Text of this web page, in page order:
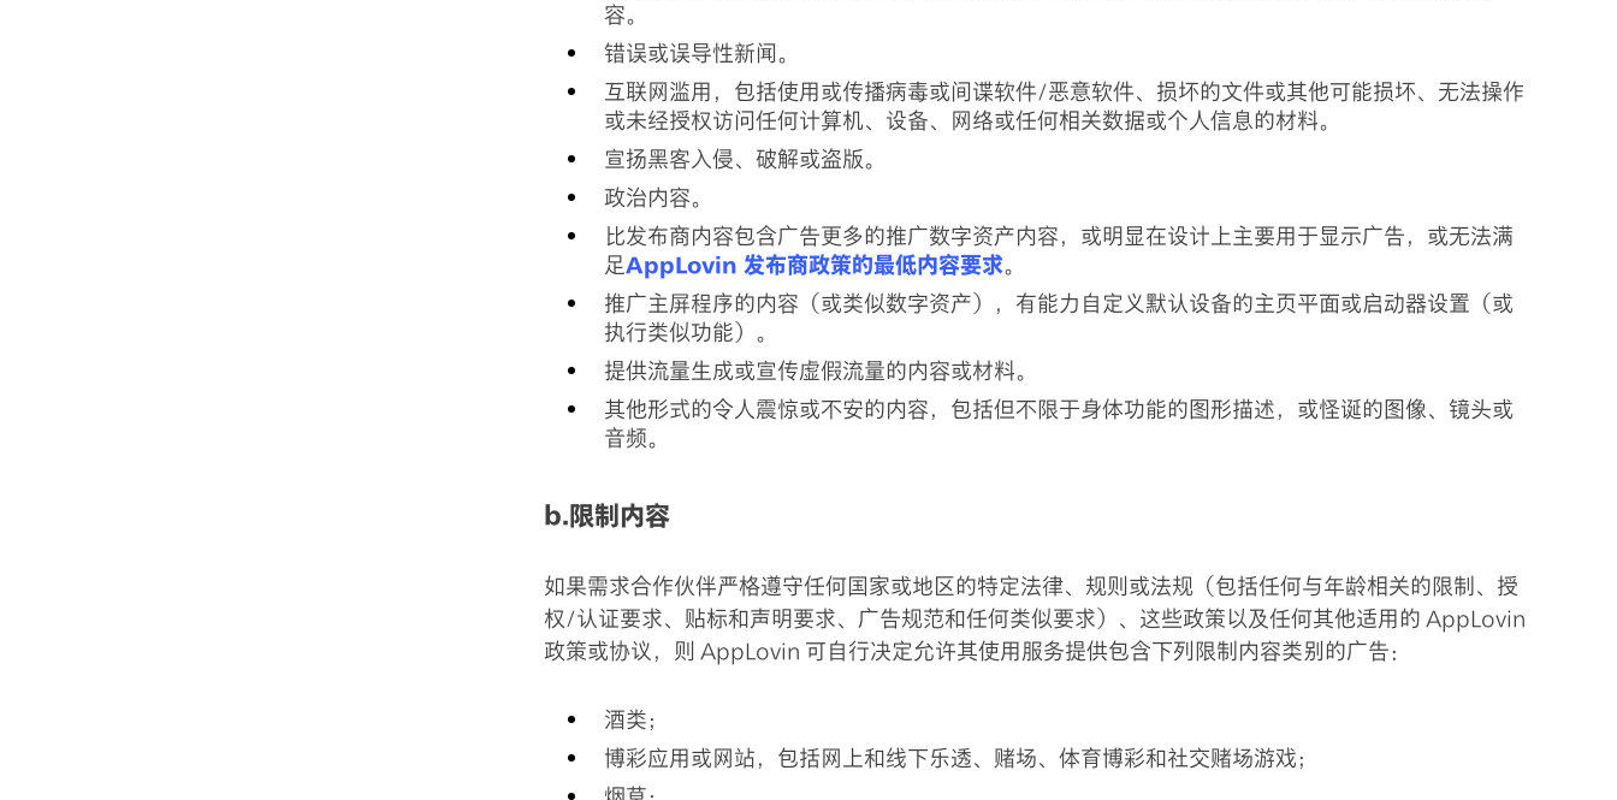
容。
错误或误导性新闻。
互联网滥用，包括使用或传播病毒或间谍软件/恶意软件、损坏的文件或其他可能损坏、无法操作
或未经授权访问任何计算机、设备、网络或任何相关数据或个人信息的材料。
宣扬黑客入侵、破解或盗版。
政治内容。
比发布商内容包含广告更多的推广数字资产内容，或明显在设计上主要用于显示广告，或无法满
足AppLovin 发布商政策的最低内容要求。
推广主屏程序的内容（或类似数字资产），有能力自定义默认设备的主页平面或启动器设置（或
执行类似功能）。
提供流量生成或宣传虚假流量的内容或材料。
其他形式的令人震惊或不安的内容，包括但不限于身体功能的图形描述，或怪诞的图像、镜头或
音频。
b.限制内容
如果需求合作伙伴严格遵守任何国家或地区的特定法律、规则或法规（包括任何与年龄相关的限制、授
权/认证要求、贴标和声明要求、广告规范和任何类似要求）、这些政策以及任何其他适用的 AppLovin
政策或协议，则 AppLovin 可自行决定允许其使用服务提供包含下列限制内容类别的广告：
酒类；
博彩应用或网站，包括网上和线下乐透、赌场、体育博彩和社交赌场游戏；